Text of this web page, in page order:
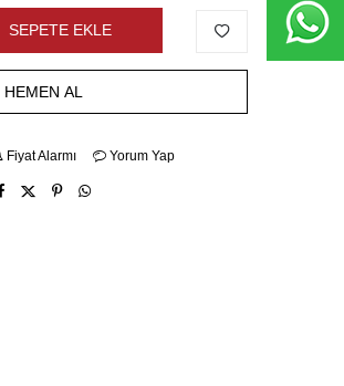
SEPETE EKLE
HEMEN AL
Fiyat Alarmı Yorum Yap